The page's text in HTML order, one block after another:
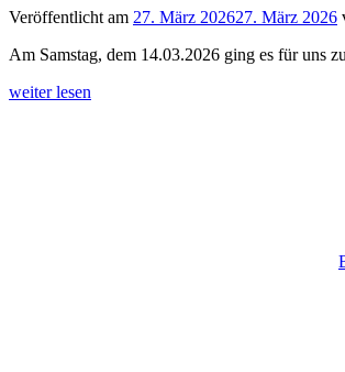
Veröffentlicht am 27. März 202627. März 2026
Am Samstag, dem 14.03.2026 ging es für uns
weiter lesen